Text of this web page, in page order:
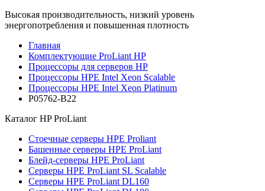
Высокая производительность, низкий уровень
энергопотребления и повышенная плотность
Главная
Комплектующие ProLiant HP
Процессоры для серверов HP
Процессоры HPE Intel Xeon Scalable
Процессоры HPE Intel Xeon Platinum
P05762-B22
Каталог HP ProLiant
Стоечные серверы HPE Proliant
Башенные серверы HPE ProLiant
Блейд-серверы HPE ProLiant
Серверы HPE ProLiant SL Scalable
Серверы HPE ProLiant DL160